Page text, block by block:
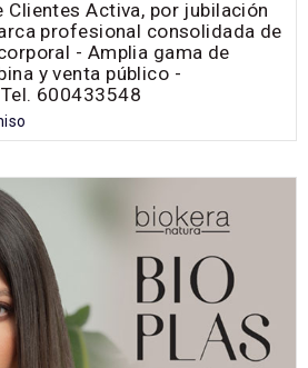
Clientes Activa, por jubilación
profesional consolidada de
- Amplia gama de
y venta público -
600433548